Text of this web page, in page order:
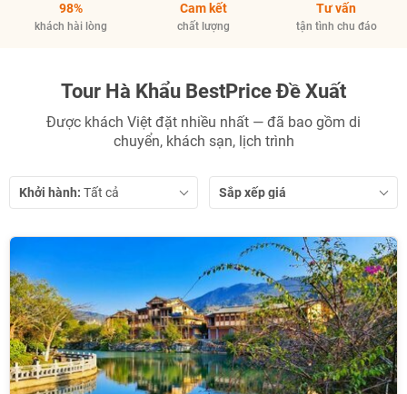
98%
khách hài lòng
Cam kết
chất lượng
Tư vấn
tận tình chu đáo
Tour Hà Khẩu BestPrice Đề Xuất
Được khách Việt đặt nhiều nhất — đã bao gồm di
chuyển, khách sạn, lịch trình
Khởi hành: Sắp xếp giá